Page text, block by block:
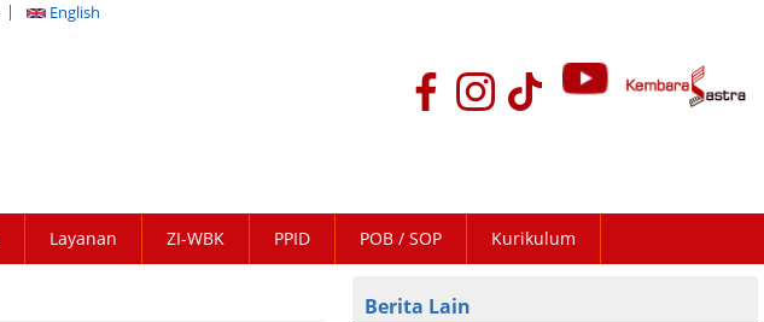
English
Layanan ZI-WBK PPID POB / SOP Kurikulum
Berita Lain